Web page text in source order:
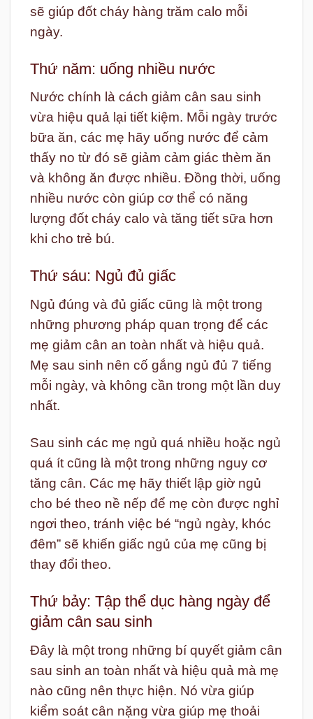
sẽ giúp đốt cháy hàng trăm calo mỗi
ngày.
Thứ năm: uống nhiều nước
Nước chính là cách giảm cân sau sinh
vừa hiệu quả lại tiết kiệm. Mỗi ngày trước
bữa ăn, các mẹ hãy uống nước để cảm
thấy no từ đó sẽ giảm cảm giác thèm ăn
và không ăn được nhiều. Đồng thời, uống
nhiều nước còn giúp cơ thể có năng
lượng đốt cháy calo và tăng tiết sữa hơn
khi cho trẻ bú.
Thứ sáu: Ngủ đủ giấc
Ngủ đúng và đủ giấc cũng là một trong
những phương pháp quan trọng để các
mẹ giảm cân an toàn nhất và hiệu quả.
Mẹ sau sinh nên cố gắng ngủ đủ 7 tiếng
mỗi ngày, và không cần trong một lần duy
nhất.
Sau sinh các mẹ ngủ quá nhiều hoặc ngủ
quá ít cũng là một trong những nguy cơ
tăng cân. Các mẹ hãy thiết lập giờ ngủ
cho bé theo nề nếp để mẹ còn được nghỉ
ngơi theo, tránh việc bé “ngủ ngày, khóc
đêm” sẽ khiến giấc ngủ của mẹ cũng bị
thay đổi theo.
Thứ bảy: Tập thể dục hàng ngày để
giảm cân sau sinh
Đây là một trong những bí quyết giảm cân
sau sinh an toàn nhất và hiệu quả mà mẹ
nào cũng nên thực hiện. Nó vừa giúp
kiểm soát cân nặng vừa giúp mẹ thoải